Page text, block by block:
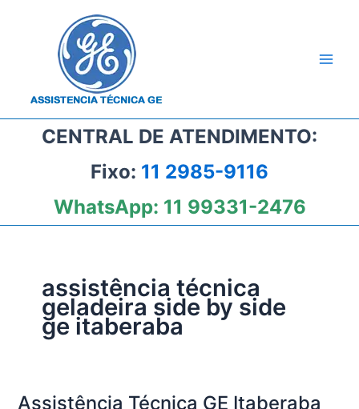
CENTRAL DE ATENDIMENTO:
Fixo: 11 2985-9116
WhatsApp: 11 99331-2476
assistência técnica
geladeira side by side
ge itaberaba
Assistência Técnica GE Itaberaba